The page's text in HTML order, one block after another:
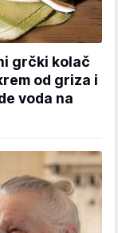
grčki kolač
od griza i
voda na